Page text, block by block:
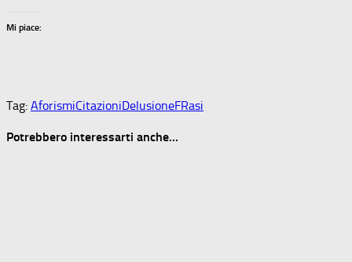
Mi piace:
Tag: AforismiCitazioniDelusioneFRasi
Potrebbero interessarti anche...